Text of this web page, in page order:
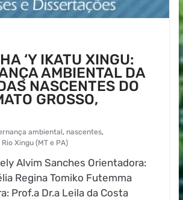
‘Y IKATU XINGU:
AMBIENTAL DA
NASCENTES DO
GROSSO,
ambiental, nascentes,
Rio Xingu (MT e PA)
Alvim Sanches Orientadora:
Regina Tomiko Futemma
Prof.a Dr.a Leila da Costa